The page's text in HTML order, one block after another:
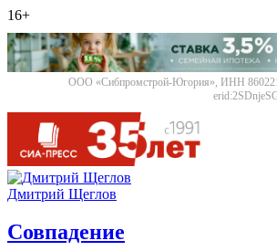
16+
ООО «Сибпромстрой-Югория», ИНН
Дмитрий Щеглов
​Совпадение